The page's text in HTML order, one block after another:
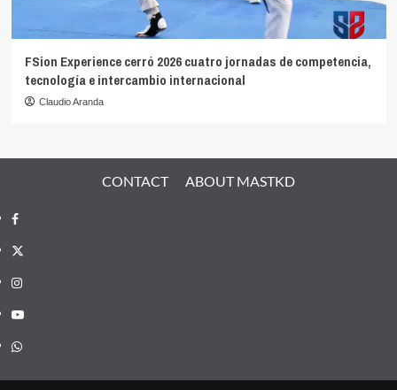
FSion Experience cerró 2026 cuatro jornadas de competencia,
tecnología e intercambio internacional
Claudio Aranda
CONTACT ABOUT MASTKD
Facebook
X
Instagram
YouTube
Whatsapp